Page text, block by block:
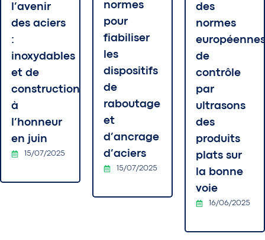
l’avenir
des aciers
:
inoxydables
et de
construction
à
l’honneur
en juin
15/07/2025
normes
pour
fiabiliser
les
dispositifs
de
raboutage
et
d’ancrage
d’aciers
15/07/2025
des
normes
européennes
de
contrôle
par
ultrasons
des
produits
plats sur
la bonne
voie
16/06/2025